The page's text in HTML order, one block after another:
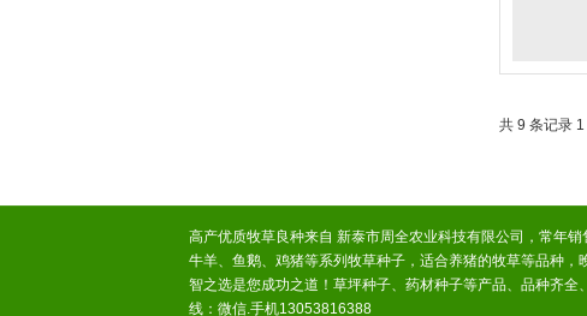
共 9 条记录 1
高产优质牧草良种来自 新泰市周全农业科技有限公司，常年
牛羊、鱼鹅、鸡猪等系列牧草种子，适合养猪的牧草等品种
智之选是您成功之道！草坪种子、药材种子等产品、品种齐
线：微信.手机13053816388